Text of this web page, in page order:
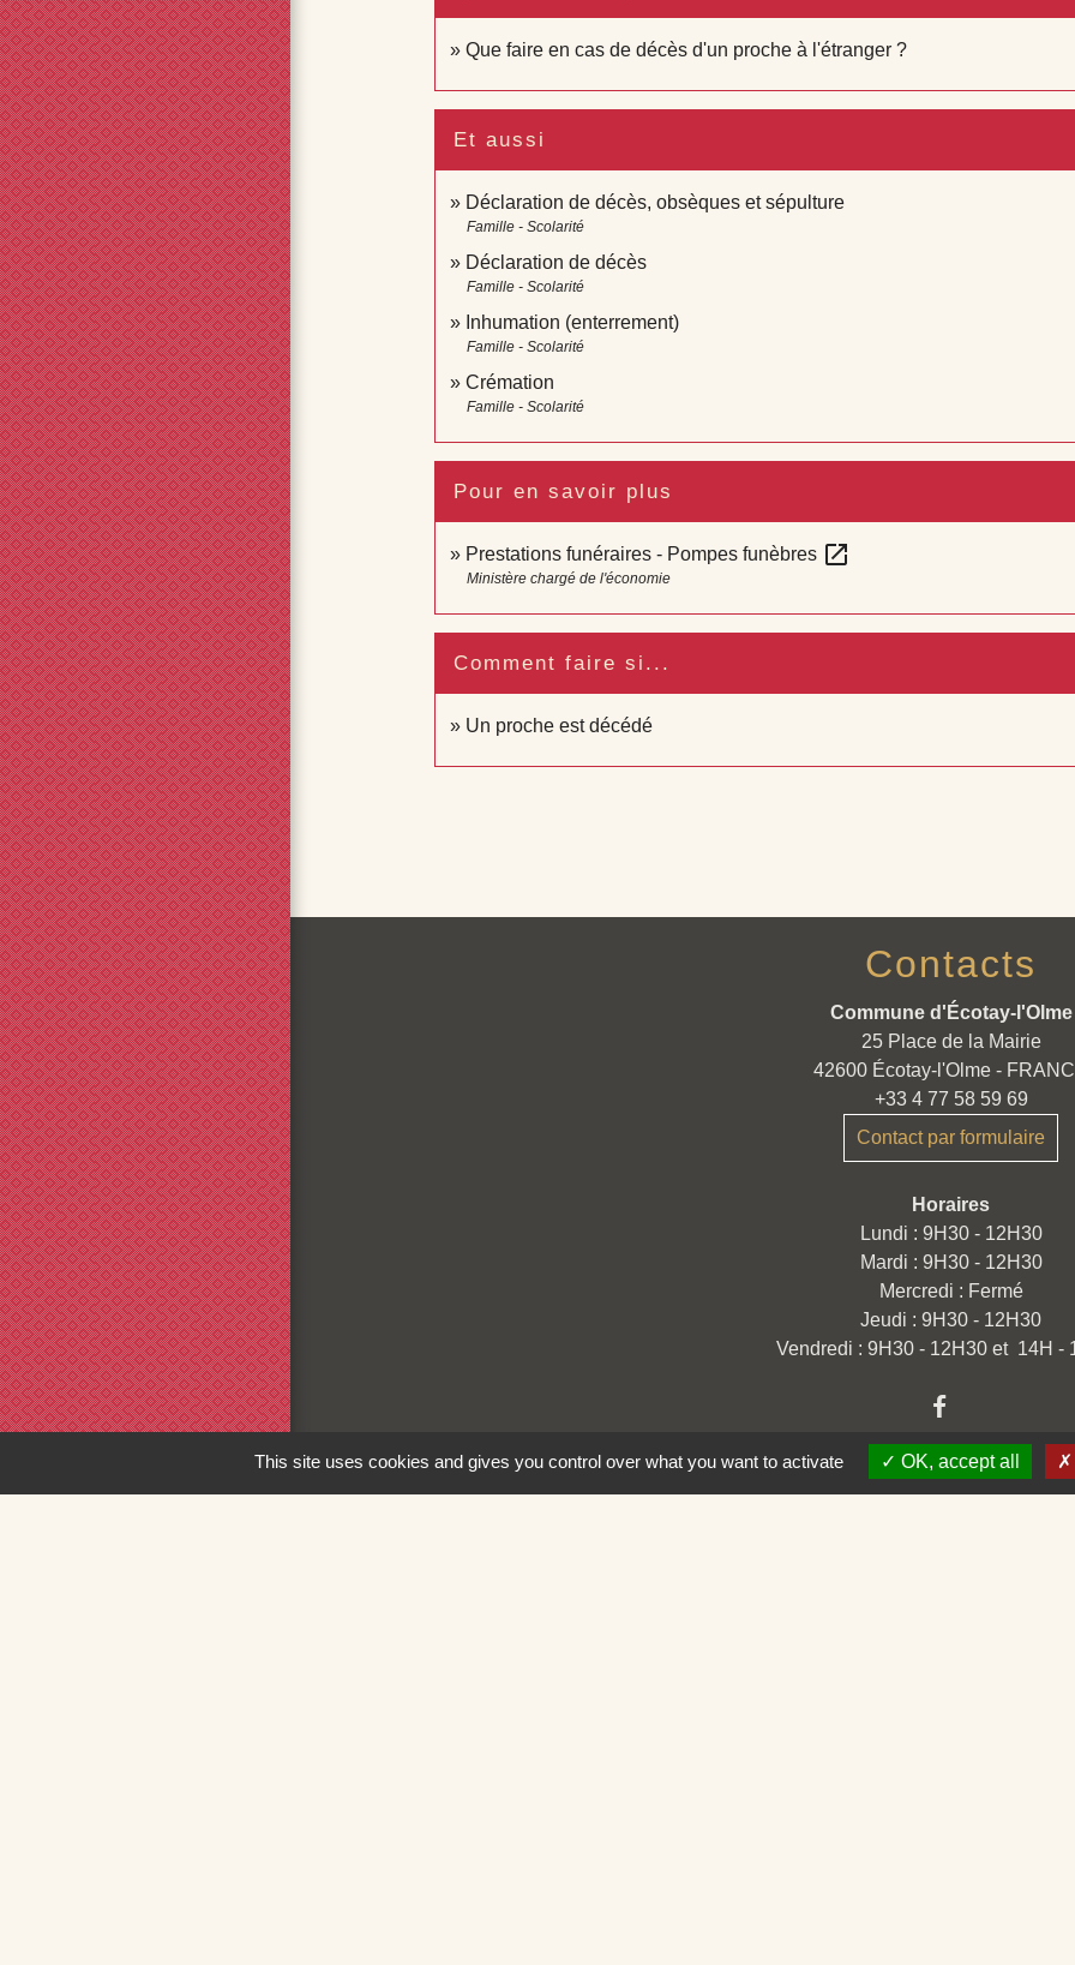
Que faire en cas de décès d'un proche à l'étranger ?
Et aussi
Déclaration de décès, obsèques et sépulture
Famille - Scolarité
Déclaration de décès
Famille - Scolarité
Inhumation (enterrement)
Famille - Scolarité
Crémation
Famille - Scolarité
Pour en savoir plus
Prestations funéraires - Pompes funèbres open_in_new
Ministère chargé de l'économie
Comment faire si...
Un proche est décédé
Contacts
Commune d'Écotay-l'Olme
25 Place de la Mairie
42600 Écotay-l'Olme -
+33 4 77 58 59 69
Contact par formulaire
Horaires
Lundi : 9H30 - 12H30
Mardi : 9H30 - 12H30
Mercredi : Fermé
Jeudi : 9H30 - 12H30
Vendredi : 9H30 - 12H30 et 14H -
This site uses cookies and gives you control over what you want to activate OK, accept all